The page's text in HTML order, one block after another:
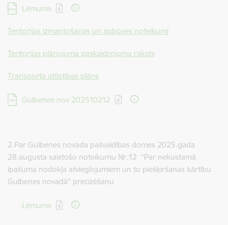
Lejupielādēt:
Lēmums
Teritorijas izmantošanas un apbūves noteikumi
Teritorijas plānojuma paskaidrojuma raksts
Transporta attīstības plāns
Lejupielādēt:
Gulbenes nov 202510212
2.Par Gulbenes novada pašvaldības domes 2025.gada
28.augusta saistošo noteikumu Nr.12 “Par nekustamā
īpašuma nodokļa atvieglojumiem un to piešķiršanas kārtību
Gulbenes novadā” precizēšanu
Lejupielādēt:
Lēmums